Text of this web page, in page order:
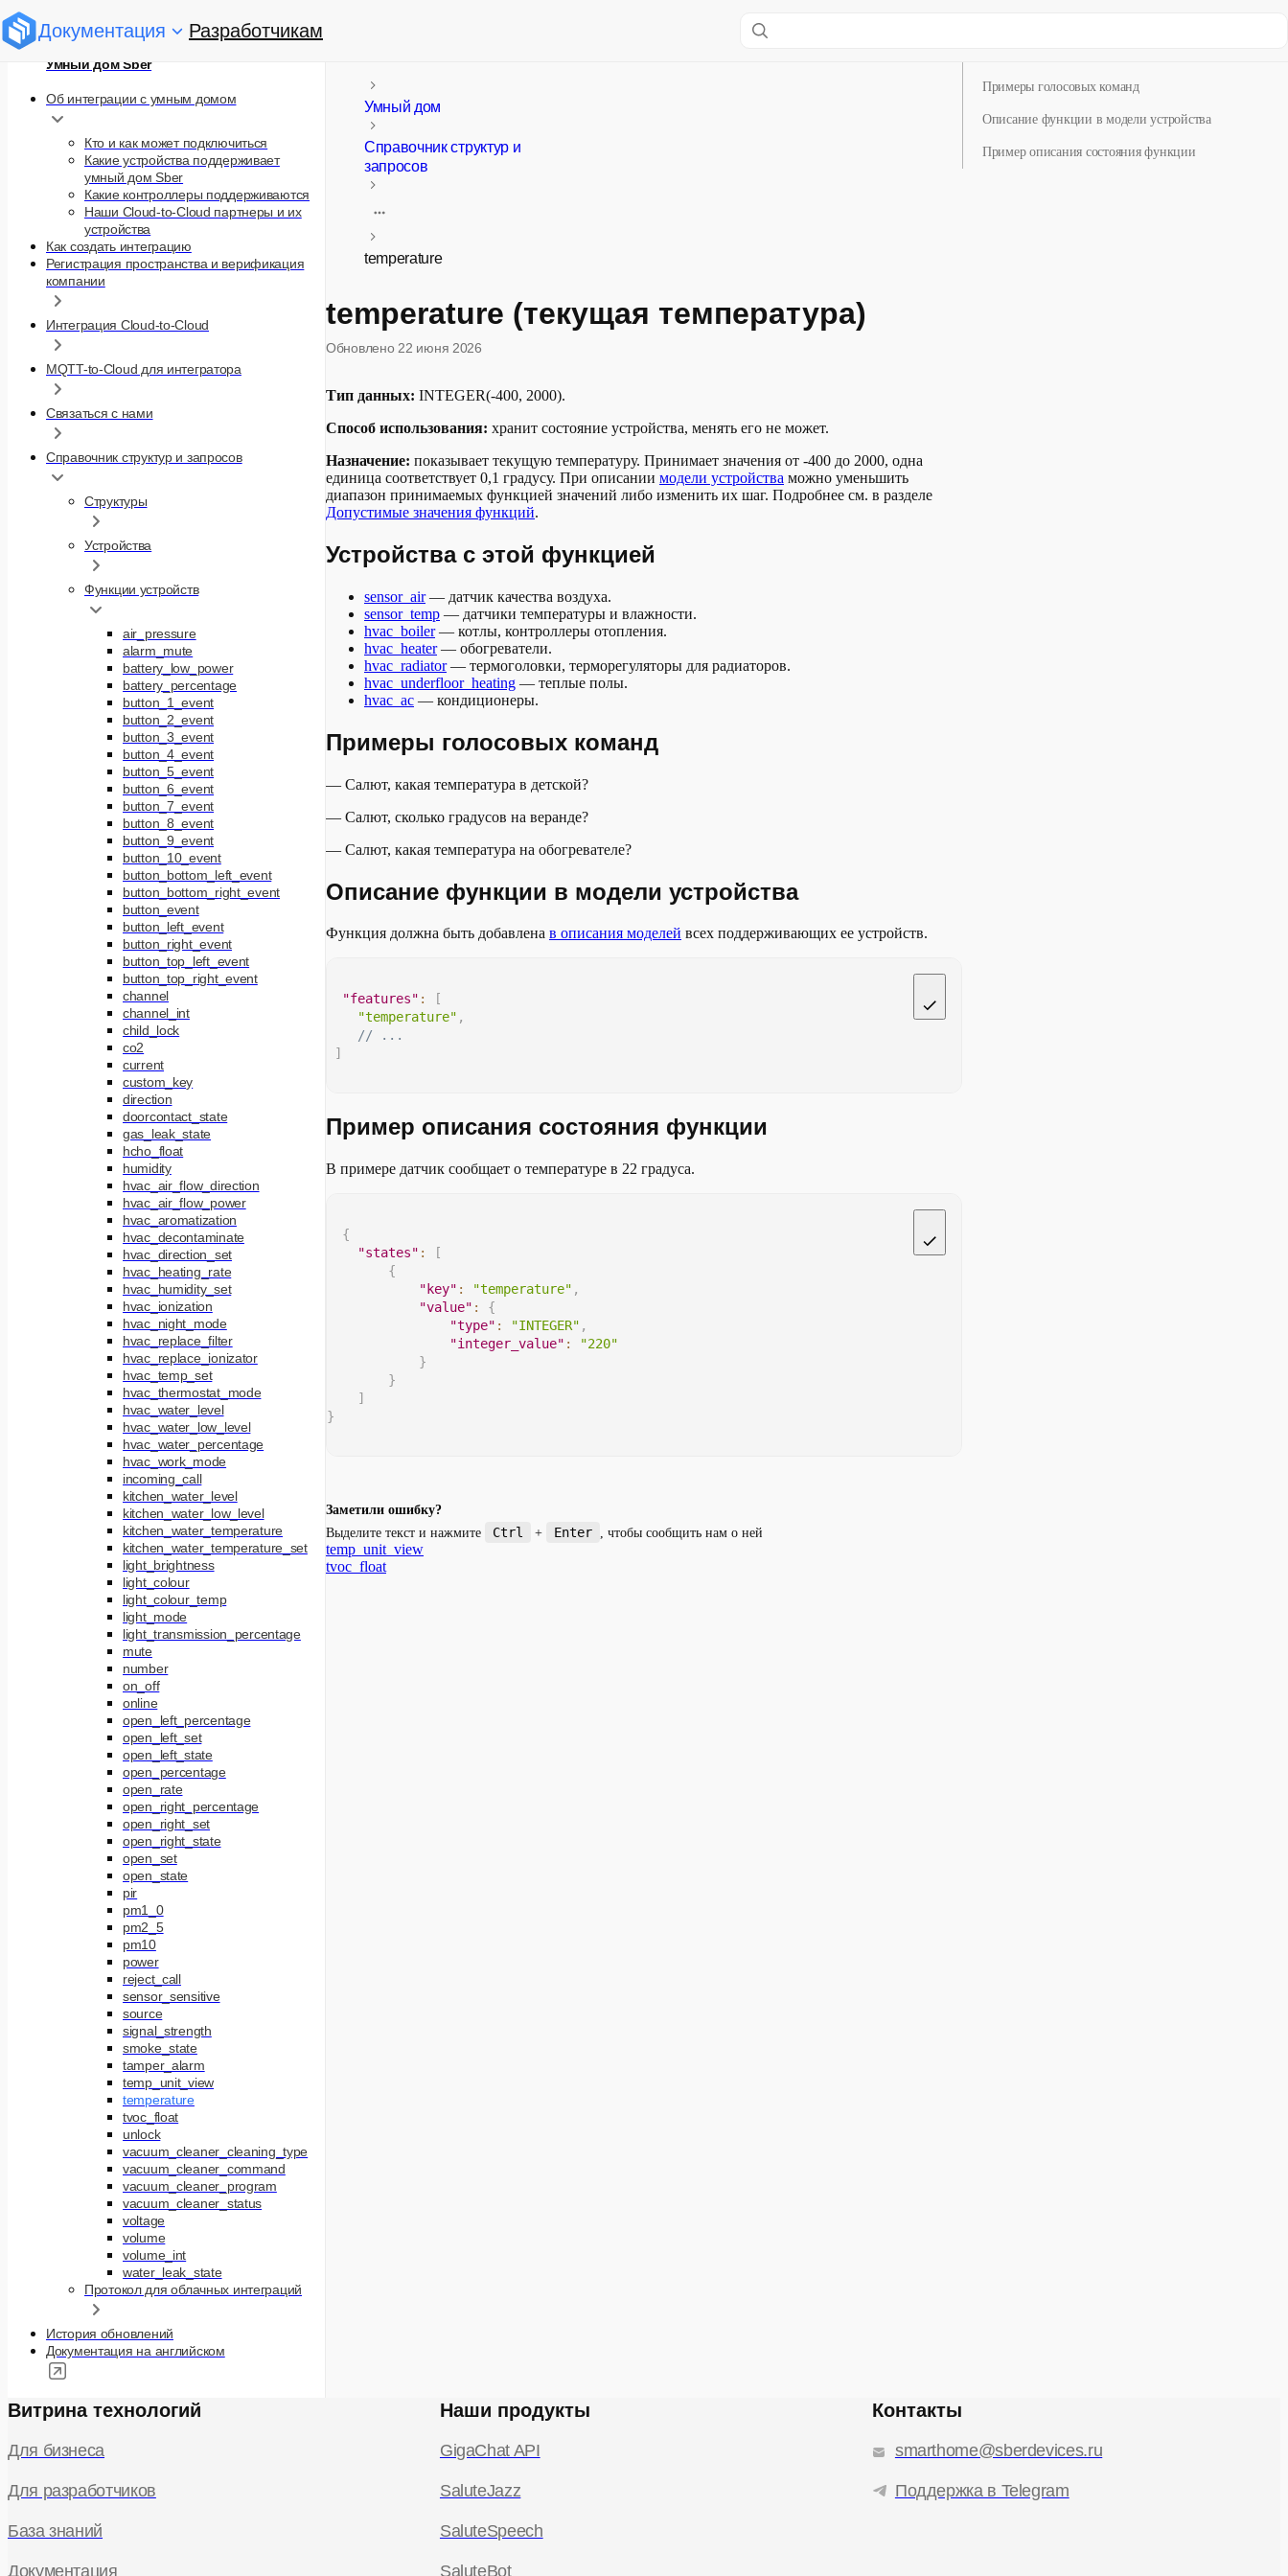
Документация Разработчикам
Умный дом Sber
Об интеграции с умным домом
Кто и как может подключиться
Какие устройства поддерживает
умный дом Sber
Какие контроллеры поддерживаются
Наши Cloud-to-Cloud партнеры и их
устройства
Как создать интеграцию
Регистрация пространства и верификация
компании
Интеграция Cloud-to-Cloud
MQTT-to-Cloud для интегратора
Связаться с нами
Справочник структур и запросов
Структуры
Устройства
Функции устройств
air_pressure
alarm_mute
battery_low_power
battery_percentage
button_1_event
button_2_event
button_3_event
button_4_event
button_5_event
button_6_event
button_7_event
button_8_event
button_9_event
button_10_event
button_bottom_left_event
button_bottom_right_event
button_event
button_left_event
button_right_event
button_top_left_event
button_top_right_event
channel
channel_int
child_lock
co2
current
custom_key
direction
doorcontact_state
gas_leak_state
hcho_float
humidity
hvac_air_flow_direction
hvac_air_flow_power
hvac_aromatization
hvac_decontaminate
hvac_direction_set
hvac_heating_rate
hvac_humidity_set
hvac_ionization
hvac_night_mode
hvac_replace_filter
hvac_replace_ionizator
hvac_temp_set
hvac_thermostat_mode
hvac_water_level
hvac_water_low_level
hvac_water_percentage
hvac_work_mode
incoming_call
kitchen_water_level
kitchen_water_low_level
kitchen_water_temperature
kitchen_water_temperature_set
light_brightness
light_colour
light_colour_temp
light_mode
light_transmission_percentage
mute
number
on_off
online
open_left_percentage
open_left_set
open_left_state
open_percentage
open_rate
open_right_percentage
open_right_set
open_right_state
open_set
open_state
pir
pm1_0
pm2_5
pm10
power
reject_call
sensor_sensitive
source
signal_strength
smoke_state
tamper_alarm
temp_unit_view
temperature
tvoc_float
unlock
vacuum_cleaner_cleaning_type
vacuum_cleaner_command
vacuum_cleaner_program
vacuum_cleaner_status
voltage
volume
volume_int
water_leak_state
Протокол для облачных интеграций
История обновлений
Документация на английском
Умный дом
Справочник структур и
запросов
temperature
temperature (текущая температура)
Обновлено 22 июня 2026
Тип данных: INTEGER(-400, 2000).
Способ использования: хранит состояние устройства, менять его не может.
Назначение: показывает текущую температуру. Принимает значения от -400 до 2000, одна
единица соответствует 0,1 градусу. При описании модели устройства можно уменьшить
диапазон принимаемых функцией значений либо изменить их шаг. Подробнее см. в разделе
Допустимые значения функций.
Устройства с этой функцией
sensor_air— датчик качества воздуха.
sensor_temp — датчики температуры и влажности.
hvac_boiler— котлы, контроллеры отопления.
hvac_heater— обогреватели.
hvac_radiator— термоголовки, терморегуляторы для радиаторов.
hvac_underfloor_heating — теплые полы.
hvac_ac — кондиционеры.
Примеры голосовых команд
— Салют, какая температура в детской?
— Салют, сколько градусов на веранде?
— Салют, какая температура на обогревателе?
Описание функции в модели устройства
Функция должна быть добавлена в описания моделей всех поддерживающих ее устройств.
"features" :
[
"temperature" ,
// ...
]
Пример описания состояния функции
В примере датчик сообщает о температуре в 22 градуса.
{
"states" :
[
{
"key" : "temperature" ,
"value" :
{
"type" : "INTEGER" ,
"integer_value" :
"220"
}
}
]
}
Заметили ошибку?
Выделите текст и нажмите
Ctrl + Enter , чтобы сообщить нам о ней
Примеры голосовых команд
Описание функции в модели устройства
Пример описания состояния функции
temp_unit_view
tvoc_float
Витрина технологий
Для бизнеса
Для разработчиков
База знаний
Документация
Наши продукты
GigaChat API
SaluteJazz
SaluteSpeech
SaluteBot
Контакты
smarthome@sberdevices.ru
Поддержка в Telegram